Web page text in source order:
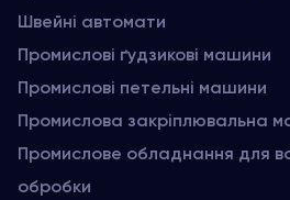
Швейні автомати
Промислові ґудзикові машини
Промислові петельні машини
Промислова закріплювальна
Промислове обладнання для
обробки